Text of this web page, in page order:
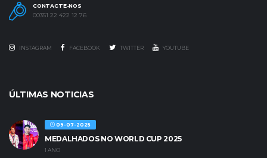
CONTACTE-NOS
00351 22 422 12 76
INSTAGRAM FACEBOOK TWITTER YOUTUBE
ÚLTIMAS NOTICIAS
09-07-2025
MEDALHADOS NO WORLD CUP 2025
1 ANO